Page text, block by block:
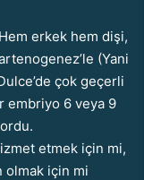
erkek hem dişi,
(Yani
çok geçerli
embriyo 6 veya 9
etmek için mi,
olmak için mi